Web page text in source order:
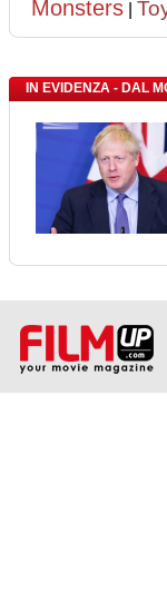
Monsters
IN EVIDENZA - DAL